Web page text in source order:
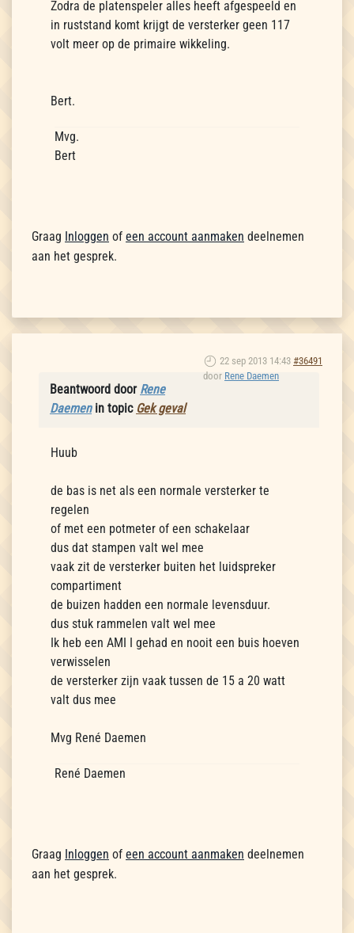
Zodra de platenspeler alles heeft afgespeeld en
in ruststand komt krijgt de versterker geen 117
volt meer op de primaire wikkeling.
Bert.
Mvg.
Bert
Graag Inloggen of een account aanmaken deelnemen
aan het gesprek.
22 sep 2013 14:43 #36491
door Rene Daemen
Beantwoord door Rene
Daemenin topic Gek geval
Huub
de bas is net als een normale versterker te
regelen
of met een potmeter of een schakelaar
dus dat stampen valt wel mee
vaak zit de versterker buiten het luidspreker
compartiment
de buizen hadden een normale levensduur.
dus stuk rammelen valt wel mee
Ik heb een AMI I gehad en nooit een buis hoeven
verwisselen
de versterker zijn vaak tussen de 15 a 20 watt
valt dus mee
Mvg René Daemen
René Daemen
Graag Inloggen of een account aanmaken deelnemen
aan het gesprek.